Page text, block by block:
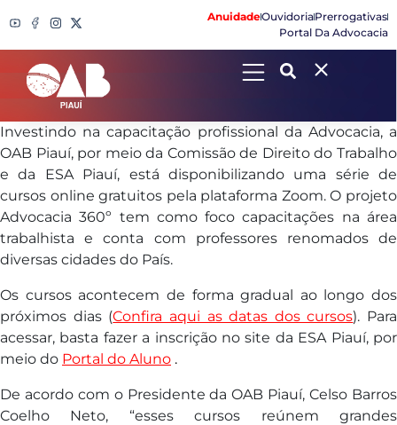
AnuidadeOuvidoriaPrerrogativas
Portal Da Advocacia
Search
Investindo na capacitação profissional da Advocacia, a
OAB Piauí, por meio da Comissão de Direito do Trabalho
e da ESA Piauí, está disponibilizando uma série de
cursos online gratuitos pela plataforma Zoom. O projeto
Advocacia 360º tem como foco capacitações na área
trabalhista e conta com professores renomados de
diversas cidades do País.
Os cursos acontecem de forma gradual ao longo dos
próximos dias (Confira aqui as datas dos cursos). Para
acessar, basta fazer a inscrição no site da ESA Piauí, por
meio do Portal do Aluno .
De acordo com o Presidente da OAB Piauí, Celso Barros
Coelho Neto, “esses cursos reúnem grandes